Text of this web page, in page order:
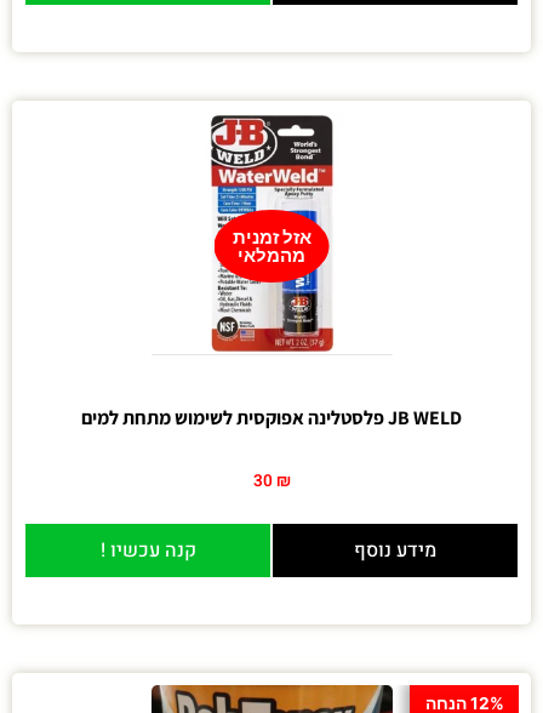
אזל זמנית
מהמלאי
JB WELD פלסטלינה אפוקסית לשימוש מתחת למים
30 ₪
מידע נוסף קנה עכשיו !
12% הנחה